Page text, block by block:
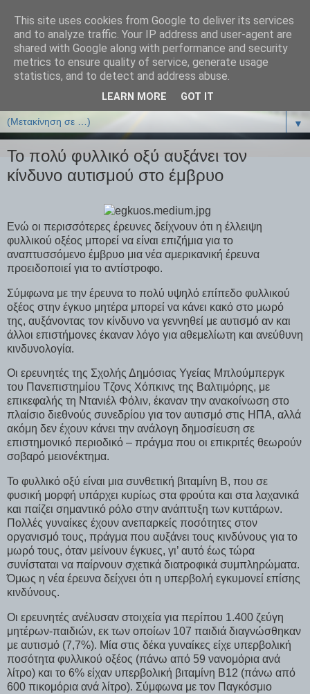
ΒΙΟΛΟΓΙΑonline.gr
Online Μαθήματα Βιολογίας
▼
Το πολύ φυλλικό οξύ αυξάνει τον
κίνδυνο αυτισμού στο έμβρυο
Ενώ οι περισσότερες έρευνες δείχνουν ότι η έλλειψη
φυλλικού οξέος μπορεί να είναι επιζήμια για το
αναπτυσσόμενο έμβρυο μια νέα αμερικανική έρευνα
προειδοποιεί για το αντίστροφο.
Σύμφωνα με την έρευνα το πολύ υψηλό επίπεδο φυλλικού
οξέος στην έγκυο μητέρα μπορεί να κάνει κακό στο μωρό
της, αυξάνοντας τον κίνδυνο να γεννηθεί με αυτισμό αν και
άλλοι επιστήμονες έκαναν λόγο για αθεμελίωτη και ανεύθυνη
κινδυνολογία.
Οι ερευνητές της Σχολής Δημόσιας Υγείας Μπλούμπεργκ
του Πανεπιστημίου Τζονς Χόπκινς της Βαλτιμόρης, με
επικεφαλής τη Ντανιέλ Φόλιν, έκαναν την ανακοίνωση στο
πλαίσιο διεθνούς συνεδρίου για τον αυτισμό στις ΗΠΑ, αλλά
ακόμη δεν έχουν κάνει την ανάλογη δημοσίευση σε
επιστημονικό περιοδικό – πράγμα που οι επικριτές θεωρούν
σοβαρό μειονέκτημα.
Το φυλλικό οξύ είναι μια συνθετική βιταμίνη Β, που σε
φυσική μορφή υπάρχει κυρίως στα φρούτα και στα λαχανικά
και παίζει σημαντικό ρόλο στην ανάπτυξη των κυττάρων.
Πολλές γυναίκες έχουν ανεπαρκείς ποσότητες στον
οργανισμό τους, πράγμα που αυξάνει τους κινδύνους για το
μωρό τους, όταν μείνουν έγκυες, γι’ αυτό έως τώρα
συνίσταται να παίρνουν σχετικά διατροφικά συμπληρώματα.
Όμως η νέα έρευνα δείχνει ότι η υπερβολή εγκυμονεί επίσης
κινδύνους.
Οι ερευνητές ανέλυσαν στοιχεία για περίπου 1.400 ζεύγη
μητέρων-παιδιών, εκ των οποίων 107 παιδιά διαγνώσθηκαν
με αυτισμό (7,7%). Μία στις δέκα γυναίκες είχε υπερβολική
ποσότητα φυλλικού οξέος (πάνω από 59 νανομόρια ανά
λίτρο) και το 6% είχαν υπερβολική βιταμίνη Β12 (πάνω από
600 πικομόρια ανά λίτρο). Σύμφωνα με τον Παγκόσμιο
This site uses cookies from Google to deliver its services
and to analyze traffic. Your IP address and user-agent are
shared with Google along with performance and security
metrics to ensure quality of service, generate usage
statistics, and to detect and address abuse.
LEARN MORE GOT IT